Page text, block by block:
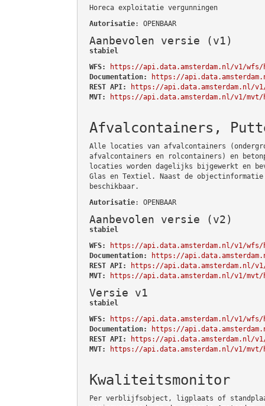
Horeca exploitatie vergunningen
Autorisatie: OPENBAAR
Aanbevolen versie (v1)
stabiel
WFS:
https://api.data.amsterdam.nl/v1/wfs/
Documentation:
https://
REST API:
https://api.data.amsterdam.nl/
MVT:
https://api.data.amsterdam.nl/v1/mvt/
Afvalcontainers,
Alle locaties van afvalcontainers
afvalcontainers en rolcontainers) en
locaties worden dagelijks bijgewerkt en
Glas en Textiel. Naast de objectinformatie
beschikbaar.
Autorisatie: OPENBAAR
Aanbevolen versie (v2)
stabiel
WFS:
https://api.data.amsterdam.nl/v1/
Documentation:
https://
REST API:
https://api.data.amsterdam.nl/
MVT:
https://api.data.amsterdam.nl/v1/
Versie v1
stabiel
WFS:
https://api.data.amsterdam.nl/v1/
Documentation:
https://
REST API:
https://api.data.amsterdam.nl/
MVT:
https://api.data.amsterdam.nl/v1/
Kwaliteitsmonitor
Per verblijfsobject, ligplaats of